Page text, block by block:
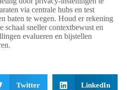
via centrale hubs en test
baten te wegen. Houd er rekening
schaal sneller contextbewust en
evalueren en bijstellen
Twitter LinkedIn